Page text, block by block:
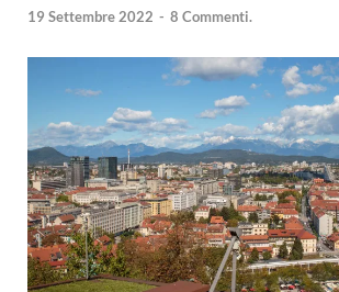
19 Settembre 2022 - 8 Commenti.